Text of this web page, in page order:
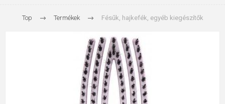
Top Termékek Fésűk, hajkefék, egyéb kiegészítők